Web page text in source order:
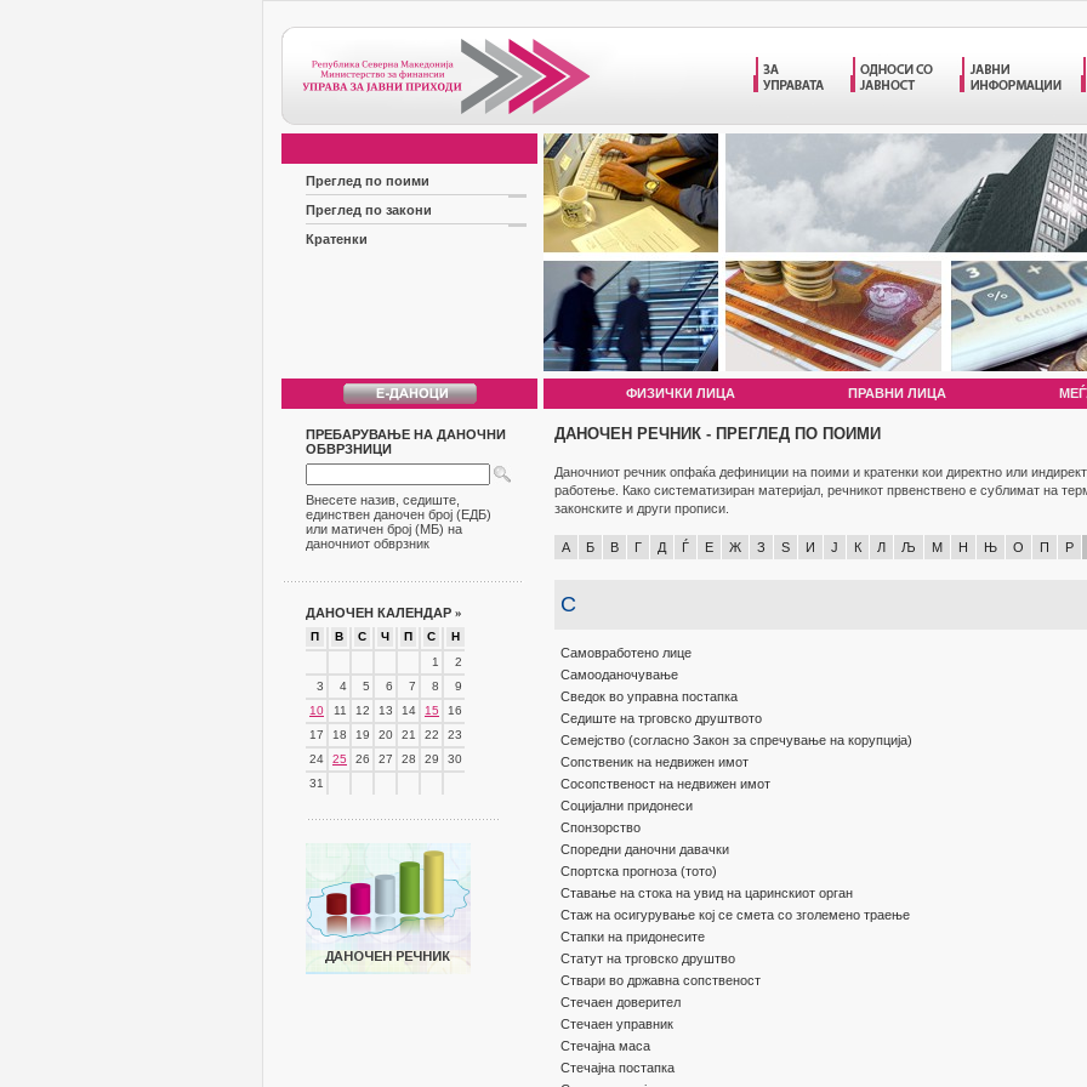
Преглед по поими
Преглед по закони
Кратенки
ФИЗИЧКИ ЛИЦА ПРАВНИ ЛИЦА
ПРЕБАРУВАЊЕ НА ДАНОЧНИ
ОБВРЗНИЦИ
Внесете назив, седиште,
единствен даночен број (ЕДБ)
или матичен број (МБ) на
даночниот обврзник
ДАНОЧЕН КАЛЕНДАР »
П В С Ч П С
Н
1
2
3
4 5 6 7 8
9
10
11 12 13 14 15
16
17
18 19 20 21 22
23
24
25 26 27 28 29
30
31
ДАНОЧЕН РЕЧНИК - ПРЕГЛЕД ПО ПОИМИ
Даночниот речник опфаќа дефиниции на поими и кратенки кои директно или
работење. Како систематизиран материјал, речникот првенствено е сублимат на
законските и други прописи.
А Б В Г Д Ѓ Е Ж З Ѕ И Ј К Л Љ М Н Њ О П Р
С
Самовработено лице
Самооданочување
Сведок во управна постапка
Седиште на трговско друштвото
Семејство (согласно Закон за спречување на корупција)
Сопственик на недвижен имот
Сосопственост на недвижен имот
Социјални придонеси
Спонзорство
Споредни даночни давачки
Спортска прогноза (тото)
Ставање на стока на увид на царинскиот орган
Стаж на осигурување кој се смета со зголемено траење
Стапки на придонесите
Статут на трговско друштво
Ствари во државна сопственост
Стечаен доверител
Стечаен управник
Стечајна маса
Стечајна постапка